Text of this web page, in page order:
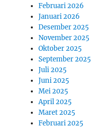
Februari 2026
Januari 2026
Desember 2025
November 2025
Oktober 2025
September 2025
Juli 2025
Juni 2025
Mei 2025
April 2025
Maret 2025
Februari 2025